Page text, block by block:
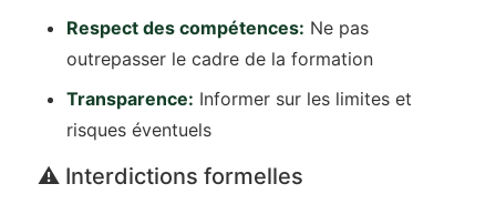
Respect des compétences: Ne pas
outrepasser le cadre de la formation
Transparence: Informer sur les limites et
risques éventuels
⚠️ Interdictions formelles